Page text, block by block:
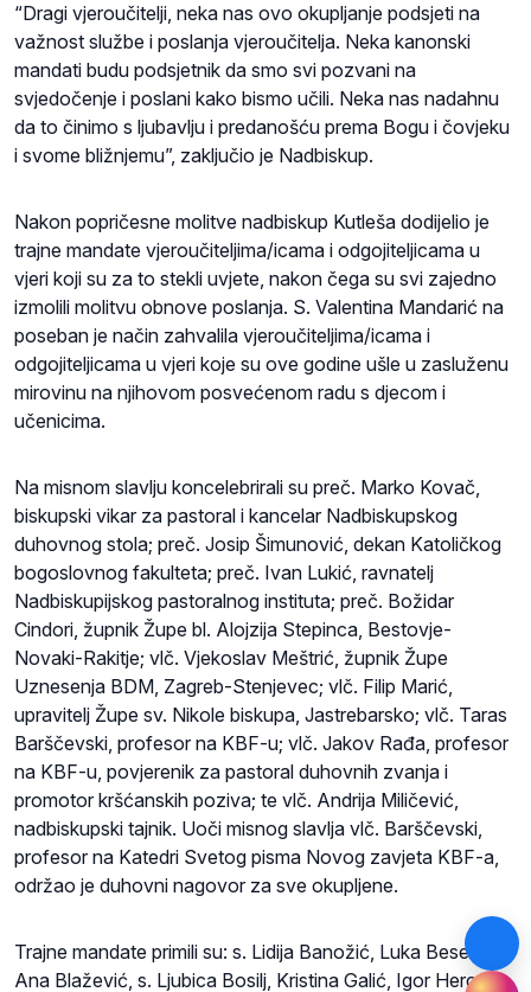
“Dragi vjeroučitelji, neka nas ovo okupljanje podsjeti na
važnost službe i poslanja vjeroučitelja. Neka kanonski
mandati budu podsjetnik da smo svi pozvani na
svjedočenje i poslani kako bismo učili. Neka nas nadahnu
da to činimo s ljubavlju i predanošću prema Bogu i čovjeku
i svome bližnjemu”, zaključio je Nadbiskup.
Nakon popričesne molitve nadbiskup Kutleša dodijelio je
trajne mandate vjeroučiteljima/icama i odgojiteljicama u
vjeri koji su za to stekli uvjete, nakon čega su svi zajedno
izmolili molitvu obnove poslanja. S. Valentina Mandarić na
poseban je način zahvalila vjeroučiteljima/icama i
odgojiteljicama u vjeri koje su ove godine ušle u zasluženu
mirovinu na njihovom posvećenom radu s djecom i
učenicima.
Na misnom slavlju koncelebrirali su preč. Marko Kovač,
biskupski vikar za pastoral i kancelar Nadbiskupskog
duhovnog stola; preč. Josip Šimunović, dekan Katoličkog
bogoslovnog fakulteta; preč. Ivan Lukić, ravnatelj
Nadbiskupijskog pastoralnog instituta; preč. Božidar
Cindori, župnik Župe bl. Alojzija Stepinca, Bestovje-
Novaki-Rakitje; vlč. Vjekoslav Meštrić, župnik Župe
Uznesenja BDM, Zagreb-Stenjevec; vlč. Filip Marić,
upravitelj Župe sv. Nikole biskupa, Jastrebarsko; vlč. Taras
Barščevski, profesor na KBF-u; vlč. Jakov Rađa, profesor
na KBF-u, povjerenik za pastoral duhovnih zvanja i
promotor kršćanskih poziva; te vlč. Andrija Miličević,
nadbiskupski tajnik. Uoči misnog slavlja vlč. Barščevski,
profesor na Katedri Svetog pisma Novog zavjeta KBF-a,
održao je duhovni nagovor za sve okupljene.
Trajne mandate primili su: s. Lidija Banožić, Luka Besednik,
Ana Blažević, s. Ljubica Bosilj, Kristina Galić, Igor Herceg,